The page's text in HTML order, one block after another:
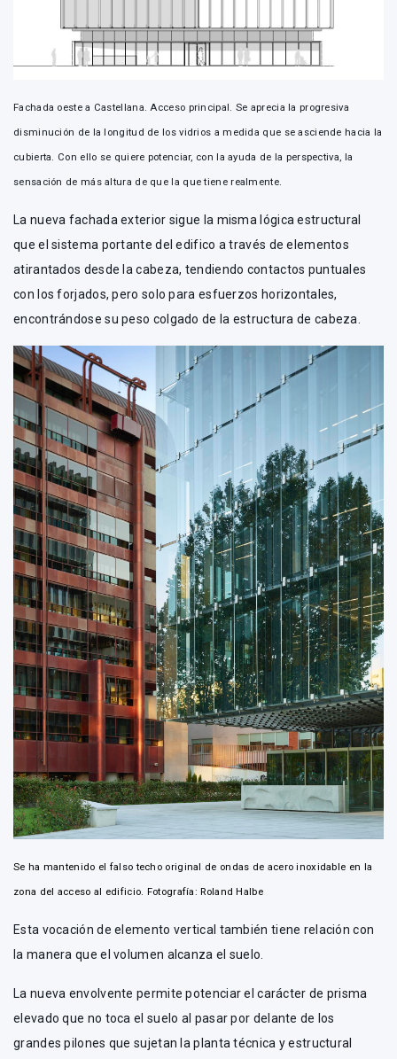
Fachada oeste a Castellana. Acceso principal. Se aprecia la progresiva
disminución de la longitud de los vidrios a medida que se asciende hacia la
cubierta. Con ello se quiere potenciar, con la ayuda de la perspectiva, la
sensación de más altura de que la que tiene realmente.
La nueva fachada exterior sigue la misma lógica estructural
que el sistema portante del edifico a través de elementos
atirantados desde la cabeza, tendiendo contactos puntuales
con los forjados, pero solo para esfuerzos horizontales,
encontrándose su peso colgado de la estructura de cabeza.
Se ha mantenido el falso techo original de ondas de acero inoxidable en la
zona del acceso al edificio. Fotografía: Roland Halbe
Esta vocación de elemento vertical también tiene relación con
la manera que el volumen alcanza el suelo.
La nueva envolvente permite potenciar el carácter de prisma
elevado que no toca el suelo al pasar por delante de los
grandes pilones que sujetan la planta técnica y estructural